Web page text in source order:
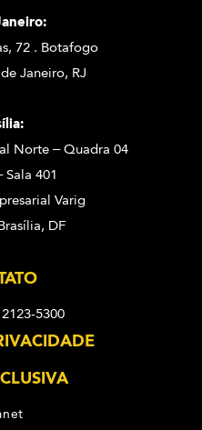
72 . Botafogo
Janeiro, RJ
Norte – Quadra 04
Sala 401
Varig
DF
5300